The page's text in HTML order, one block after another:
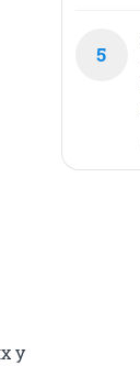
у
5